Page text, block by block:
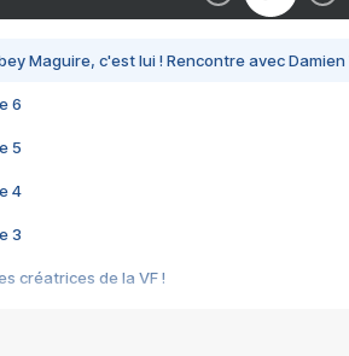
Maguire, c'est lui ! Rencontre avec
6
5
4
3
créatrices de la VF !